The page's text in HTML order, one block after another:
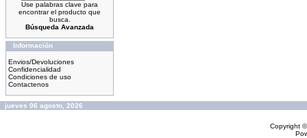
Use palabras clave para
encontrar el producto que
busca.
Búsqueda Avanzada
Información
Envios/Devoluciones
Confidencialidad
Condiciones de uso
Contactenos
jueves 06 agosto, 2026
Copyright